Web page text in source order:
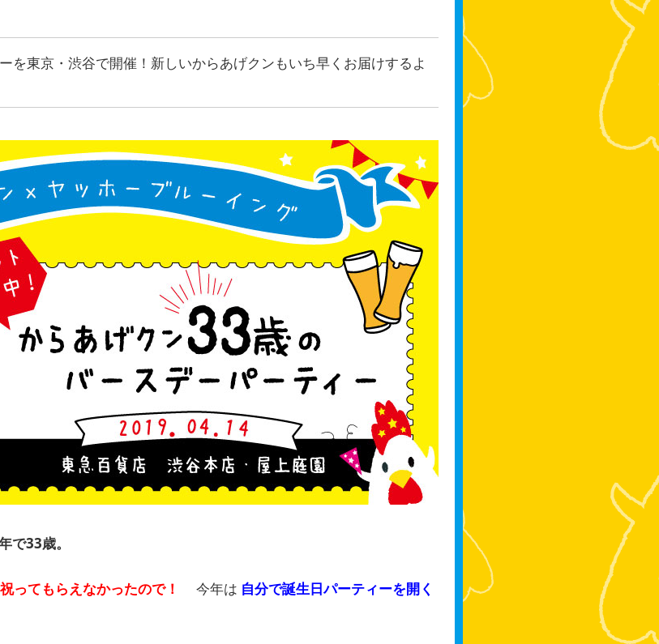
を東京・渋谷で開催！新しいからあげクンもいち早くお届けするよ
で33歳。
ってもらえなかったので！ 今年は 自分で誕生日パーティーを開く